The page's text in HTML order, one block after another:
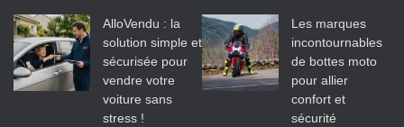
AlloVendu : la
solution simple et
sécurisée pour
vendre votre
voiture sans
stress !
Les marques
incontournables
de bottes moto
pour allier
confort et
sécurité